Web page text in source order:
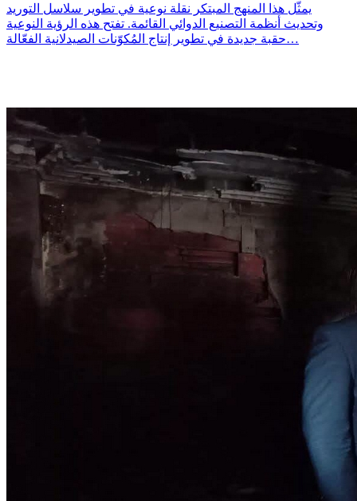
يمثّل هذا المنهج المبتكر نقلة نوعية في تطوير سلاسل التوريد
وتحديث أنظمة التصنيع الدوائي القائمة. تفتح هذه الرؤية النوعية
حقبة جديدة في تطوير إنتاج المُكوّنات الصيدلانية الفعّالة…